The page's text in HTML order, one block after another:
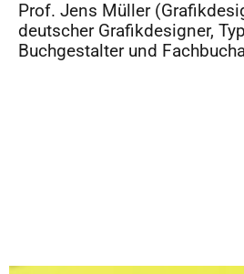
Prof. Jens Müller
deutscher Grafikdesigner,
Buchgestalter und